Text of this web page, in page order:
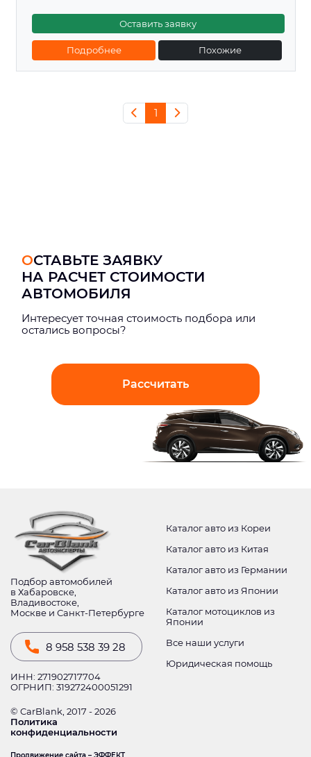
Оставить заявку
Подробнее Похожие
1
ОСТАВЬТЕ ЗАЯВКУ
НА РАСЧЕТ СТОИМОСТИ
АВТОМОБИЛЯ
Интерeсует точная стоимость подбора или
остались вопросы?
Рассчитать
Подбор автомобилей
в Хабаровске,
Владивостоке,
Москве и Санкт-Петербурге
8 958 538 39 28
ИНН: 271902717704
ОГРНИП: 319272400051291
© CarBlank, 2017 - 2026
Политика
конфиденциальности
Каталог авто из Кореи
Каталог авто из Китая
Каталог авто из Германии
Каталог авто из Японии
Каталог мотоциклов из
Японии
Все наши услуги
Юридическая помощь